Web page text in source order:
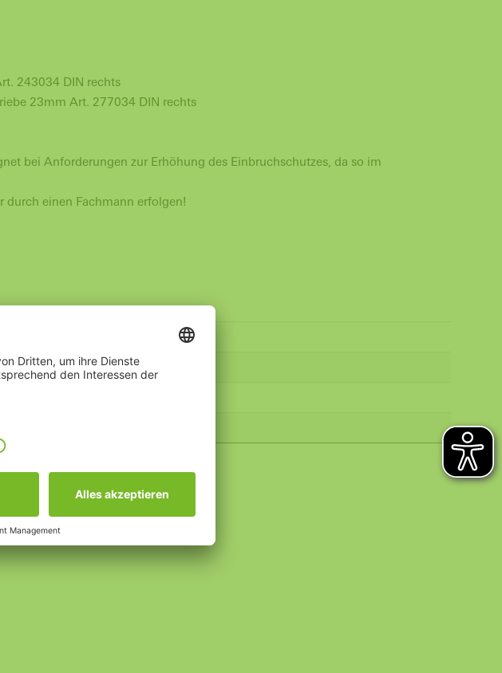
243034 DIN rechts
23mm Art. 277034 DIN rechts
bei Anforderungen zur Erhöhung des Einbruchschutzes, da so im
durch einen Fachmann erfolgen!